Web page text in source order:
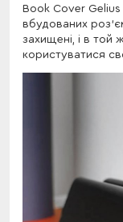
Book Cover Gelius
вбудованих
захищені, і в той
користуватися